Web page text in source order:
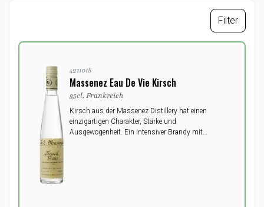
Filter
4211018
Massenez Eau De Vie Kirsch
35cl, Frankreich
Kirsch aus der Massenez Distillery hat einen
einzigartigen Charakter, Stärke und
Ausgewogenheit. Ein intensiver Brandy mit